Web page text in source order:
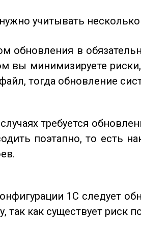
учитывать
обновления в
вы минимизируете
тогда обновление
требуется
поэтапно, то есть
1С следует
так как существует риск